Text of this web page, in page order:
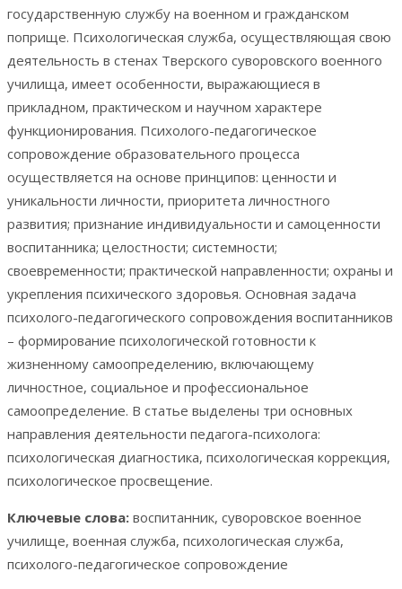
государственную службу на военном и гражданском
поприще. Психологическая служба, осуществляющая свою
деятельность в стенах Тверского суворовского военного
училища, имеет особенности, выражающиеся в
прикладном, практическом и научном характере
функционирования. Психолого-педагогическое
сопровождение образовательного процесса
осуществляется на основе принципов: ценности и
уникальности личности, приоритета личностного
развития; признание индивидуальности и самоценности
воспитанника; целостности; системности;
своевременности; практической направленности; охраны и
укрепления психического здоровья. Основная задача
психолого-педагогического сопровождения воспитанников
– формирование психологической готовности к
жизненному самоопределению, включающему
личностное, социальное и профессиональное
самоопределение. В статье выделены три основных
направления деятельности педагога-психолога:
психологическая диагностика, психологическая коррекция,
психологическое просвещение.
Ключевые слова: воспитанник, суворовское военное
училище, военная служба, психологическая служба,
психолого-педагогическое сопровождение